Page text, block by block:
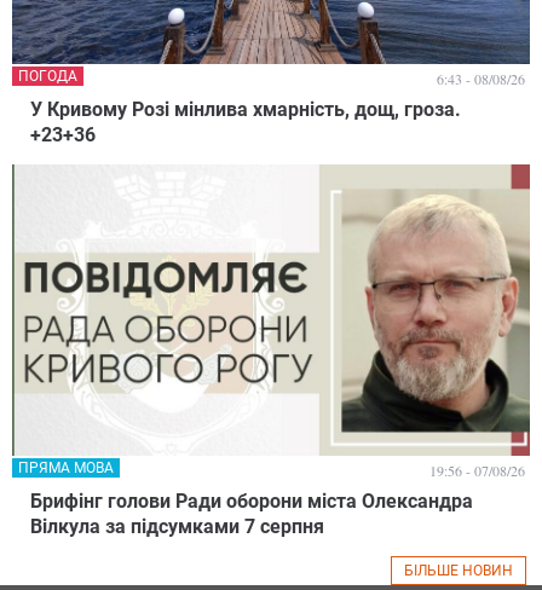
У Кривому Розі мінлива хмарність, дощ, гроза.
+23+36
ПОГОДА 6:43 - 08/08/26
Брифінг голови Ради оборони міста Олександра
Вілкула за підсумками 7 серпня
ПРЯМА МОВА 19:56 - 07/08/26
БІЛЬШЕ НОВИН